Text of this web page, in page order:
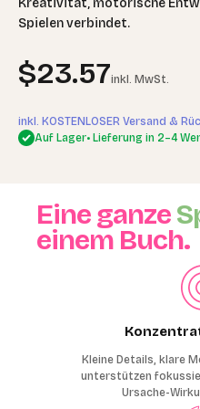
Kreativität, motorische
Spielen verbindet.
Angebot
$23.57inkl. MwSt.
inkl. KOSTENLOSER Versand &
Auf Lager• Lieferung in 2–4
Eine ganze
einem Buch.
Kleine Details, klare
unterstützen
Ursache-